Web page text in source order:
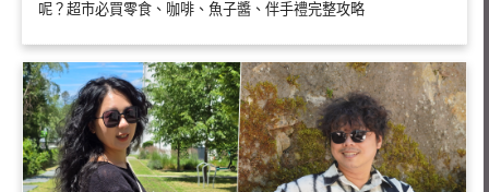
呢？超市必買零食、咖啡、魚子醬、伴手禮完整攻略